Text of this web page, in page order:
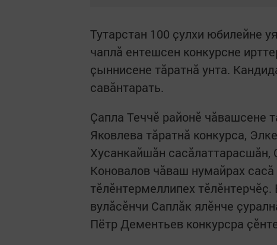
Тутарстан 100 ҫулхи юбилейне
чаплӑ ентешсен конкурсне
ҫыннисене тӑратнӑ унта.
савӑнтарать.
Ҫапла Теччӗ районӗ чӑвашсене
Яковлева тӑратнӑ конкурса,
Хусанкайшӑн сасӑлаттарасшӑн,
Коновалов чӑваш нумайрах
тӗлӗнтермеллипех
вулӑсӗнчи Саплӑк ялӗнче
Пётр Дементьев конкурсра